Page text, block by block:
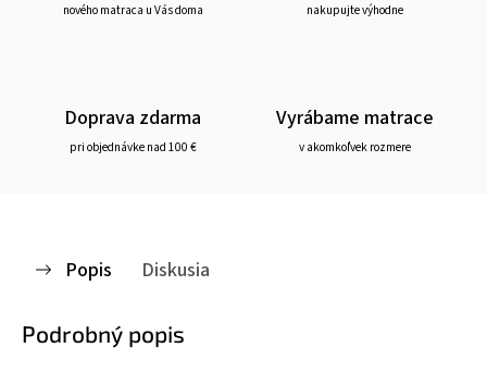
nového matraca u Vás doma nakupujte výhodne
Doprava zdarma
pri objednávke nad 100 €
Vyrábame matrace
v akomkoľvek rozmere
Popis Diskusia
Podrobný popis